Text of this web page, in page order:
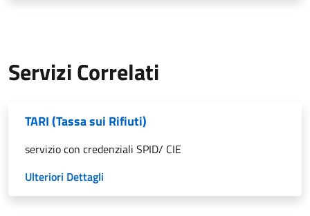
Servizi Correlati
TARI (Tassa sui Rifiuti)
servizio con credenziali SPID/ CIE
Ulteriori Dettagli